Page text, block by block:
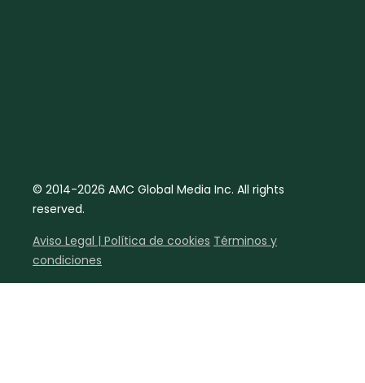
© 2014-2026 AMC Global Media Inc. All rights
reserved.
Aviso Legal | Política de cookies Términos y
condiciones